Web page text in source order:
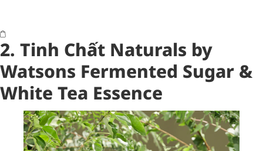
2. Tinh Chất Naturals by
Watsons Fermented Sugar &
White Tea Essence